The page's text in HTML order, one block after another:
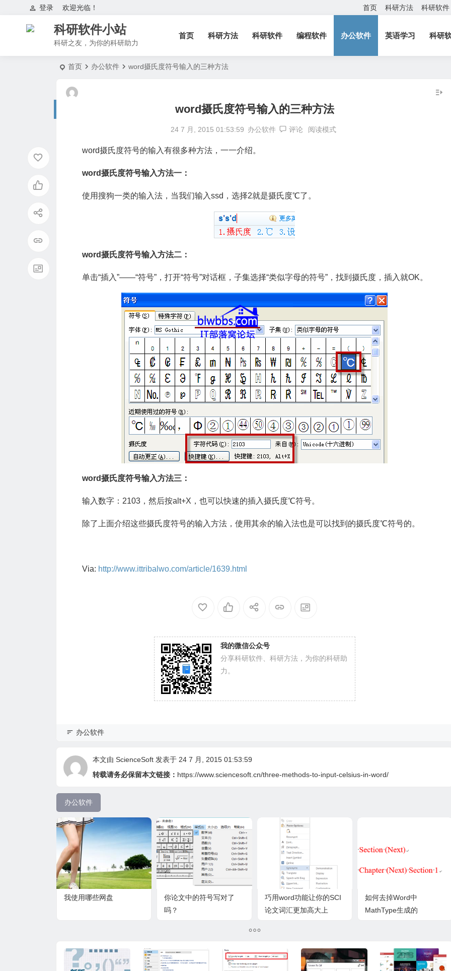
欢迎光临！
登录 首页 科研方法 科研软件
科研软件小站
科研之友，为你的科研助力
首页 科研方法 科研软件 编程软件 办公软件 英语学习 科研
首页 办公软件 word摄氏度符号输入的三种方法
word摄氏度符号输入的三种方法
24 7 月, 2015 01:53:59 办公软件 评论 阅读模式
word摄氏度符号的输入有很多种方法，一一介绍。
word摄氏度符号输入方法一：
使用搜狗一类的输入法，当我们输入ssd，选择2就是摄氏度℃了。
word摄氏度符号输入方法二：
单击“插入”——“符号”，打开“符号”对话框，子集选择“类似字母的符号”，找到摄氏度，插入就OK。
word摄氏度符号输入方法三：
输入数字：2103，然后按alt+X，也可以快速的插入摄氏度℃符号。
除了上面介绍这些摄氏度符号的输入方法，使用其余的输入法也是可以找到的摄氏度℃符号的。
Via: http://www.ittribalwo.com/article/1639.html
我的微信公众号
分享科研软件、科研方法，为你的科研助
力。
办公软件
本文由 ScienceSoft 发表于 24 7 月, 2015 01:53:59
转载请务必保留本文链接： https://www.sciencesoft.cn/three-methods-to-input-celsius-in-word/
办公软件
我使用哪些网盘
你论文中的符号写对了
吗？
巧用word功能让你的SCI
论文词汇更加高大上
如何去掉Word中
MathType生成的